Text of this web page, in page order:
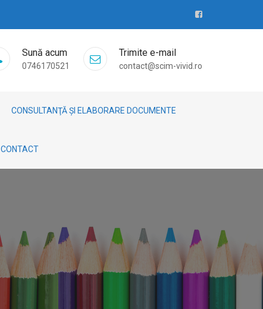
Sună acum
0746170521
Trimite e-mail
contact@scim-vivid.ro
CONSULTANŢĂ ȘI ELABORARE DOCUMENTE
CONTACT